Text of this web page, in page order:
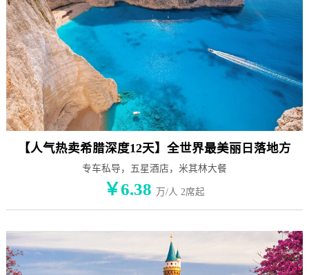
【人气热卖希腊深度12天】全世界最美丽日落地方
专车私导，五星酒店，米其林大餐
￥6.38 万/人 2席起